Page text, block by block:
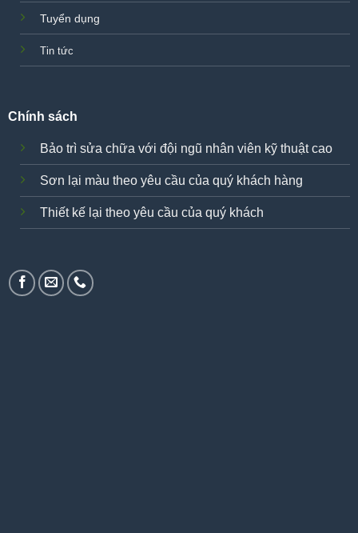
Tuyển dụng
Tin tức
Chính sách
Bảo trì sửa chữa với đội ngũ nhân viên kỹ thuật cao
Sơn lại màu theo yêu cầu của quý khách hàng
Thiết kế lại theo yêu cầu của quý khách